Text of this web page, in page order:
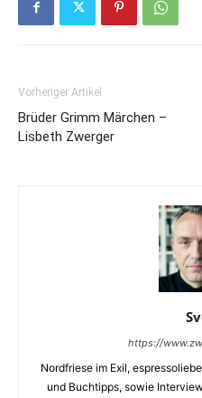
Vorheriger Artikel
Brüder Grimm Märchen –
Lisbeth Zwerger
https://
Nordfriese im Exil,
und Buchtipps, sowie